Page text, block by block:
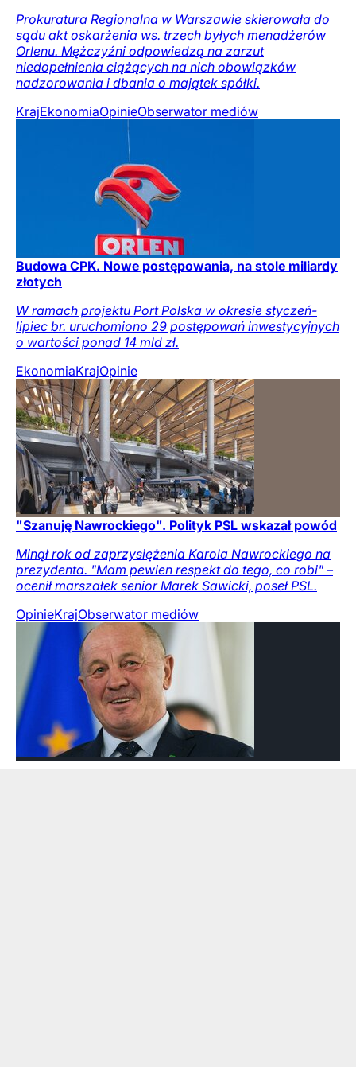
Prokuratura Regionalna w Warszawie skierowała do
sądu akt oskarżenia ws. trzech byłych menadżerów
Orlenu. Mężczyźni odpowiedzą na zarzut
niedopełnienia ciążących na nich obowiązków
nadzorowania i dbania o majątek spółki.
KrajEkonomiaOpinieObserwator mediów
Budowa CPK. Nowe postępowania, na stole miliardy
złotych
W ramach projektu Port Polska w okresie styczeń-
lipiec br. uruchomiono 29 postępowań inwestycyjnych
o wartości ponad 14 mld zł.
EkonomiaKrajOpinie
"Szanuję Nawrockiego". Polityk PSL wskazał powód
Minął rok od zaprzysiężenia Karola Nawrockiego na
prezydenta. "Mam pewien respekt do tego, co robi" –
ocenił marszałek senior Marek Sawicki, poseł PSL.
OpinieKrajObserwator mediów